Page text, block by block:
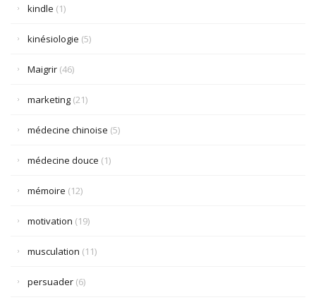
kindle (1)
kinésiologie (5)
Maigrir (46)
marketing (21)
médecine chinoise (5)
médecine douce (1)
mémoire (12)
motivation (19)
musculation (11)
persuader (6)